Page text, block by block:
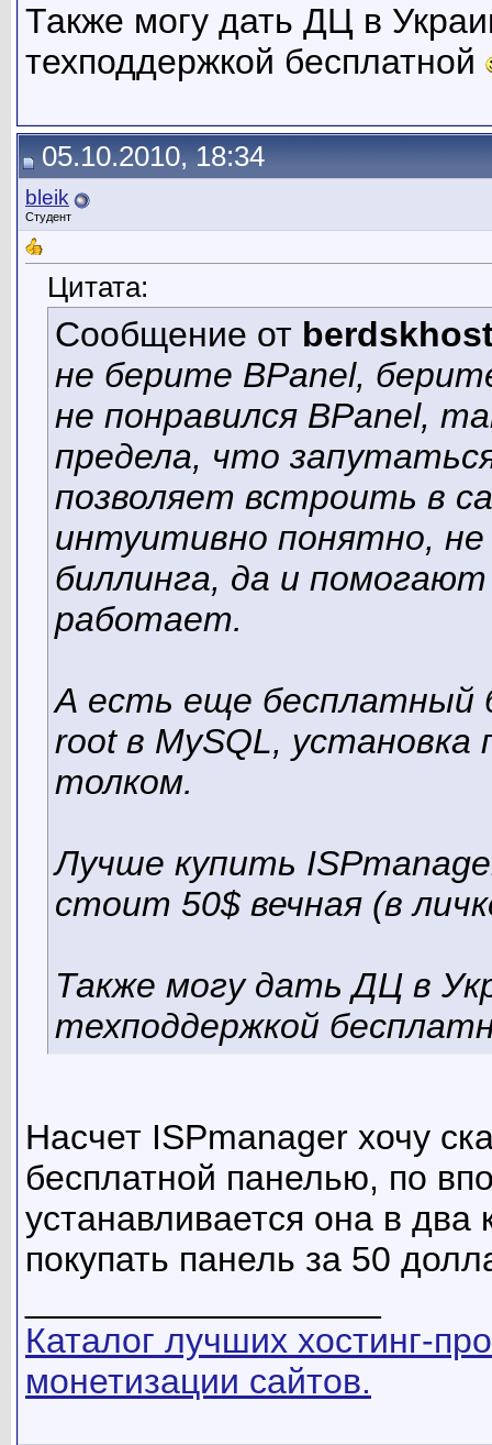
Также могу дать ДЦ в
техподдержкой бесплатной
05.10.2010, 18:34
bleik
Студент
Цитата:
Сообщение от
не берите BPanel,
не понравился BPanel,
предела, что
позволяет встроить в
интуитивно понятно,
биллинга, да и
работает.
А есть еще бесплатный
root в MySQL,
толком.
Лучше купить
стоит 50$ вечная (в
Также могу дать ДЦ в
техподдержкой
Насчет ISPmanager хочу
бесплатной панелью, по
устанавливается она в
покупать панель за 50
Каталог лучших хостинг-
монетизации сайтов.